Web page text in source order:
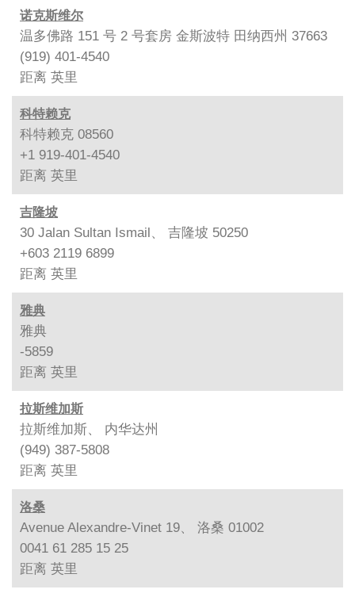
诺克斯维尔
温多佛路 151 号 2 号套房 金斯波特 田纳西州 37663
(919) 401-4540
距离 英里
科特赖克
科特赖克 08560
+1 919-401-4540
距离 英里
吉隆坡
30 Jalan Sultan Ismail、 吉隆坡 50250
+603 2119 6899
距离 英里
雅典
雅典
-5859
距离 英里
拉斯维加斯
拉斯维加斯、 内华达州
(949) 387-5808
距离 英里
洛桑
Avenue Alexandre-Vinet 19、 洛桑 01002
0041 61 285 15 25
距离 英里